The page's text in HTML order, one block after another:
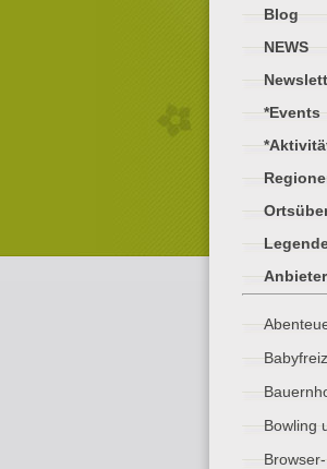
Blog
NEWS
*Events
Bowling